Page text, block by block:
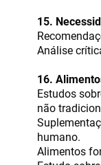
15.
Análise
16.
Estudos
não
humano.
Alimentos